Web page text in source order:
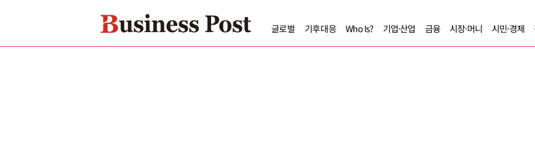
글로벌 기후대응 Who Is? 기업·산업 금융 시장·머니 시민·경제